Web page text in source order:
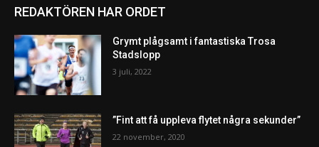
REDAKTÖREN HAR ORDET
Grymt plågsamt i fantastiska Trosa
Stadslopp
3 juli, 2022
”Fint att få uppleva flytet några sekunder”
22 november, 2020